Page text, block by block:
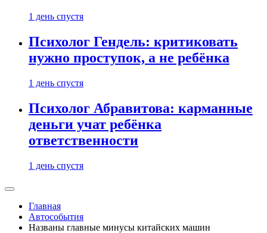
1 день спустя
Психолог Гендель: критиковать
нужно проступок, а не ребёнка
1 день спустя
Психолог Абравитова: карманные
деньги учат ребёнка
ответственности
1 день спустя
Главная
Автособытия
Названы главные минусы китайских машин